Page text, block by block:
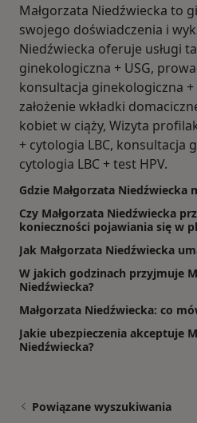
Małgorzata Niedźwiecka to
swojego doświadczenia i
Niedźwiecka oferuje usługi
ginekologiczna + USG,
konsultacja ginekologiczna +
założenie wkładki
kobiet w ciąży, Wizyta
+ cytologia LBC, konsultacja
cytologia LBC + test HPV.
Gdzie Małgorzata Niedźwiecka
Czy Małgorzata Niedźwiecka
konieczności pojawiania się w
Jak Małgorzata Niedźwiecka
W jakich godzinach przyjmuje
Niedźwiecka?
Małgorzata Niedźwiecka: co
Jakie ubezpieczenia akceptuje
Niedźwiecka?
Powiązane wyszukiwania